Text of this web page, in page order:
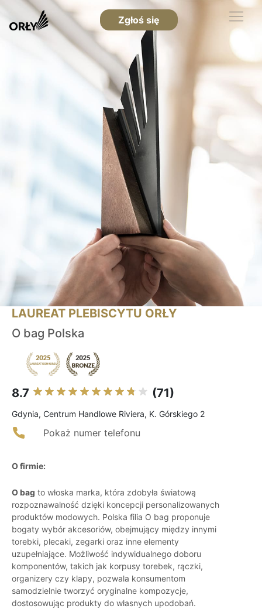
Zgłoś się
LAUREAT PLEBISCYTU ORŁY
O bag Polska
8.7 (71)
Gdynia, Centrum Handlowe Riviera, K. Górskiego 2
Pokaż numer telefonu
O firmie:
O bag to włoska marka, która zdobyła światową
rozpoznawalność dzięki koncepcji personalizowanych
produktów modowych. Polska filia O bag proponuje
bogaty wybór akcesoriów, obejmujący między innymi
torebki, plecaki, zegarki oraz inne elementy
uzupełniające. Możliwość indywidualnego doboru
komponentów, takich jak korpusy torebek, rączki,
organizery czy klapy, pozwala konsumentom
samodzielnie tworzyć oryginalne kompozycje,
dostosowując produkty do własnych upodobań.